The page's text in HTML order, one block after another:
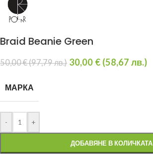
Braid Beanie Green
50,00€(97,79лв.) 30,00 € (58,67 лв.)
МАРКА
- +
ДОБАВЯНЕ В КОЛИЧКАТА